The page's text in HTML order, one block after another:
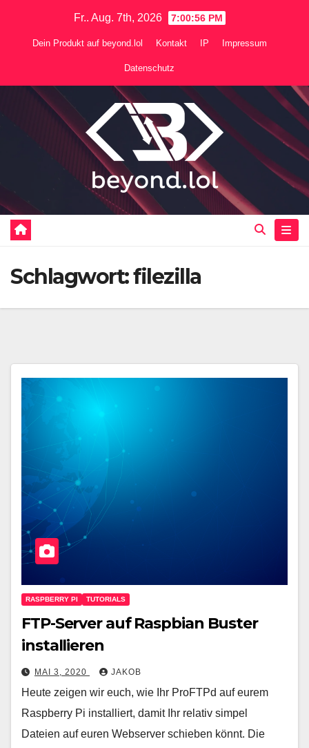
Fr.. Aug. 7th, 2026 7:00:56 PM
Dein Produkt auf beyond.lol Kontakt IP Impressum
Datenschutz
Schlagwort:filezilla
RASPBERRY PI TUTORIALS
FTP-Server auf Raspbian Buster
installieren
MAI 3, 2020 JAKOB
Heute zeigen wir euch, wie Ihr ProFTPd auf eurem
Raspberry Pi installiert, damit Ihr relativ simpel
Dateien auf euren Webserver schieben könnt. Die